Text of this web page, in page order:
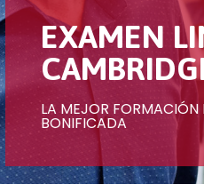
EXAMEN
LA MEJOR FORMACIÓN
BONIFICADA